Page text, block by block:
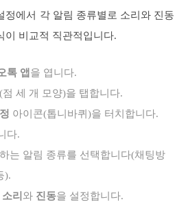
정에서 각 알림 종류별로 소리와 진동
이 비교적 직관적입니다.
톡 앱 을 엽니다.
점 세 개 모양)을 탭합니다.
아이콘(톱니바퀴)을 터치합니다.
다.
는 알림 종류를 선택합니다(채팅방
).
소리 와 진동을 설정합니다.